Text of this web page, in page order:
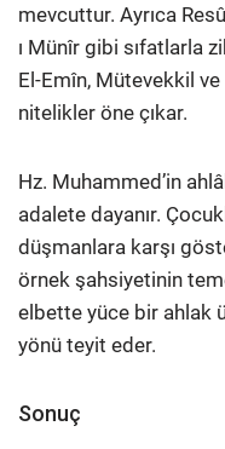
mevcuttur. Ayrıca
ı Münîr gibi sıfatlarla
El-Emîn, Mütevekkil
nitelikler öne çıkar.
Hz. Muhammed’in
adalete dayanır.
düşmanlara karşı
örnek şahsiyetinin
elbette yüce bir ahlak
yönü teyit eder.
Sonuç